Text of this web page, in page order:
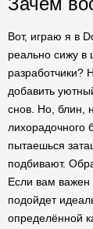
Вот, играю я в
реально сижу в
разработчики?
добавить
снов. Но, блин,
лихорадочного
пытаешься
подбивают.
Если вам важен
подойдет
определённой